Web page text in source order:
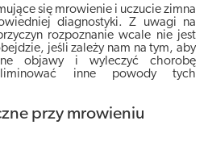
się mrowienie i uczucie zimna
diagnostyki. Z uwagi na
rozpoznanie wcale nie jest
jeśli zależy nam na tym, aby
objawy i wyleczyć chorobę
inne powody tych
przy mrowieniu